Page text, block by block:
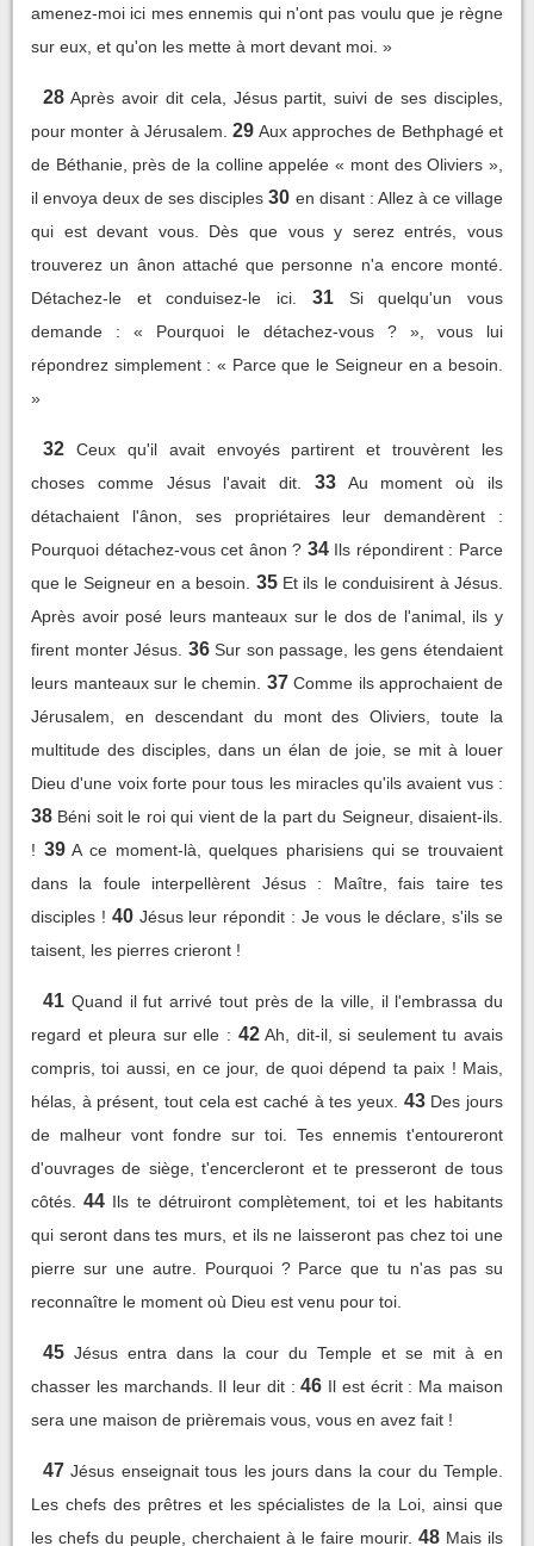
amenez-moi ici mes ennemis qui n'ont pas voulu que je règne
sur eux, et qu'on les mette à mort devant moi. »
28 Après avoir dit cela, Jésus partit, suivi de ses disciples,
pour monter à Jérusalem. 29 Aux approches de Bethphagé et
de Béthanie, près de la colline appelée « mont des Oliviers »,
il envoya deux de ses disciples 30 en disant : Allez à ce village
qui est devant vous. Dès que vous y serez entrés, vous
trouverez un ânon attaché que personne n'a encore monté.
Détachez-le et conduisez-le ici.
31
Si quelqu'un vous
demande : « Pourquoi le détachez-vous ? », vous lui
répondrez simplement : « Parce que le Seigneur en a besoin.
»
32
Ceux qu'il avait envoyés partirent et trouvèrent les
choses comme Jésus l'avait dit.
33
Au moment où ils
détachaient l'ânon, ses propriétaires leur demandèrent :
Pourquoi détachez-vous cet ânon ? 34 Ils répondirent : Parce
que le Seigneur en a besoin.
35 Et ils le conduisirent à Jésus.
Après avoir posé leurs manteaux sur le dos de l'animal, ils y
firent monter Jésus. 36 Sur son passage, les gens étendaient
leurs manteaux sur le chemin.
37 Comme ils approchaient de
Jérusalem, en descendant du mont des Oliviers, toute la
multitude des disciples, dans un élan de joie, se mit à louer
Dieu d'une voix forte pour tous les miracles qu'ils avaient vus :
38 Béni soit le roi qui vient de la part du Seigneur, disaient-ils.
! 39 A ce moment-là, quelques pharisiens qui se trouvaient
dans la foule interpellèrent Jésus : Maître, fais taire tes
disciples ! 40 Jésus leur répondit : Je vous le déclare, s'ils se
taisent, les pierres crieront !
41 Quand il fut arrivé tout près de la ville, il l'embrassa du
regard et pleura sur elle : 42 Ah, dit-il, si seulement tu avais
compris, toi aussi, en ce jour, de quoi dépend ta paix ! Mais,
hélas, à présent, tout cela est caché à tes yeux. 43 Des jours
de malheur vont fondre sur toi. Tes ennemis t'entoureront
d'ouvrages de siège, t'encercleront et te presseront de tous
côtés.
44 Ils te détruiront complètement, toi et les habitants
qui seront dans tes murs, et ils ne laisseront pas chez toi une
pierre sur une autre. Pourquoi ? Parce que tu n'as pas su
reconnaître le moment où Dieu est venu pour toi.
45 Jésus entra dans la cour du Temple et se mit à en
chasser les marchands. Il leur dit : 46 Il est écrit : Ma maison
sera une maison de prièremais vous, vous en avez fait !
47 Jésus enseignait tous les jours dans la cour du Temple.
Les chefs des prêtres et les spécialistes de la Loi, ainsi que
les chefs du peuple, cherchaient à le faire mourir. 48 Mais ils